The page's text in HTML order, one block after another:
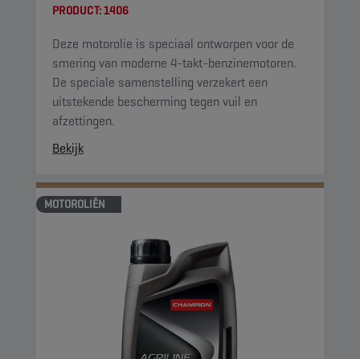
PRODUCT:1406
Deze motorolie is speciaal ontworpen voor de
smering van moderne 4-takt-benzinemotoren.
De speciale samenstelling verzekert een
uitstekende bescherming tegen vuil en
afzettingen.
Bekijk
MOTOROLIËN